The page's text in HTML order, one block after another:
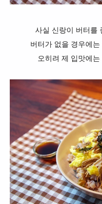
사실 신랑이 버터를
버터가 없을 경우에
오히려 제 입맛에